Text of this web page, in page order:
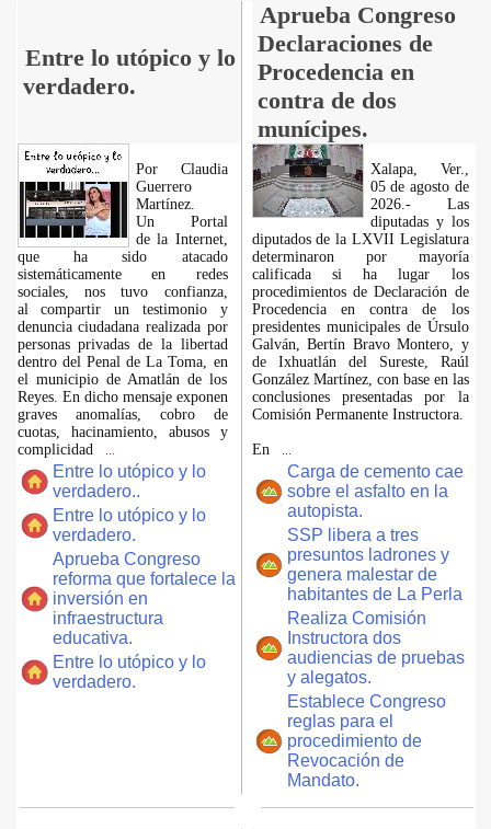
Entre lo utópico y lo
verdadero.
Aprueba Congreso
Declaraciones de
Procedencia en
contra de dos
munícipes.
Por Claudia
Guerrero
Martínez.
​Un Portal
de la Internet,
que ha sido atacado
sistemáticamente en redes
sociales, nos tuvo confianza,
al compartir un testimonio y
denuncia ciudadana realizada por
personas privadas de la libertad
dentro del Penal de La Toma, en
el municipio de Amatlán de los
Reyes. En dicho mensaje exponen
graves anomalías, cobro de
cuotas, hacinamiento, abusos y
complicidad
Entre lo utópico y lo
verdadero..
Entre lo utópico y lo
verdadero.
Aprueba Congreso
reforma que fortalece la
inversión en
infraestructura
educativa.
Entre lo utópico y lo
verdadero.
Xalapa, Ver.,
05 de agosto de
2026.- Las
diputadas y los
diputados de la LXVII Legislatura
determinaron por mayoría
calificada si ha lugar los
procedimientos de Declaración de
Procedencia en contra de los
presidentes municipales de Úrsulo
Galván, Bertín Bravo Montero, y
de Ixhuatlán del Sureste, Raúl
González Martínez, con base en las
conclusiones presentadas por la
Comisión Permanente Instructora.
En
Carga de cemento cae
sobre el asfalto en la
autopista.
SSP libera a tres
presuntos ladrones y
genera malestar de
habitantes de La Perla
Realiza Comisión
Instructora dos
audiencias de pruebas
y alegatos.
Establece Congreso
reglas para el
procedimiento de
Revocación de
Mandato.